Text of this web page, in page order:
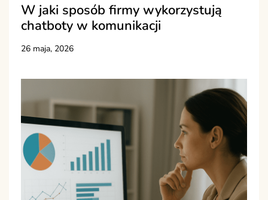
W jaki sposób firmy wykorzystują
chatboty w komunikacji
26 maja, 2026